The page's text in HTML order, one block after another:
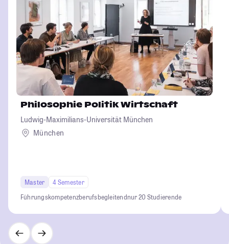
Philosophie Politik Wirtschaft
Ludwig-Maximilians-Universität München
München
Master
4 Semester
Führungskompetenzberufsbegleitendnur 20 Studierende